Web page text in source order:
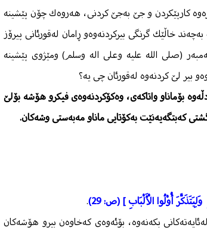
كارپێكردن و جێ بەجێ كردنی، هەروەك چۆن پێشینە
خاڵێك گرنگی بیركردنەوەو ڕامان لەقورئانی پیرۆز
(صلى الله عليه وعلى اله وسلم) ومێژوی پێشینە
بیر لێ كردنەوە لەقورئان چی یە؟
بۆماناو واتاكەی، وەكۆكردنەوەی فیكرو هۆشە بۆلێ
كەبتگەیەنێت بەكۆتایی ماناو مەبەستی وشەكان.
أُوْلُوا الْأَلْبَابِ ] (ص: 29)
.
بكەنەوە، بۆئەوەی كەخاوەن بیرو هۆشەكان